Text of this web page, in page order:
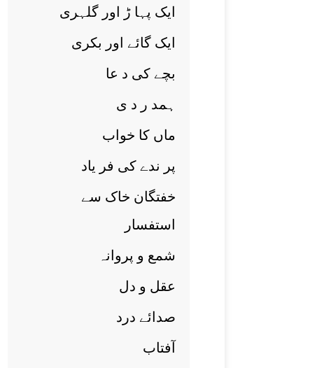
ايک پہا ڑ اور گلہری
ايک گائے اور بکری
بچے کی د عا
ہمد ر د ی
ماں کا خواب
پر ندے کی فر ياد
خفتگان خاک سے
استفسار
شمع و پروانہ
عقل و دل
صدائے درد
آفتاب